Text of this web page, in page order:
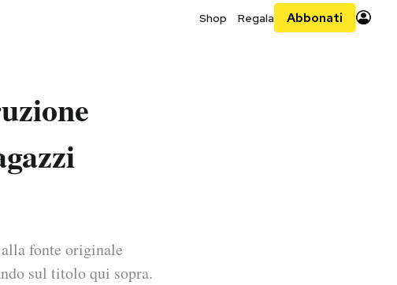
Shop Regala Abbonati
fonte originale
sul titolo qui sopra.